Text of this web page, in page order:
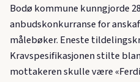
Bodø kommune kunngjorde
anbudskonkurranse for
målebøker. Eneste
Kravspesifikasjonen stilte
mottakeren skulle være